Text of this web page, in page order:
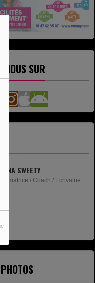
NOUS SUR
ANNA SWEETY
Animatrice / Coach / Ecrivaine